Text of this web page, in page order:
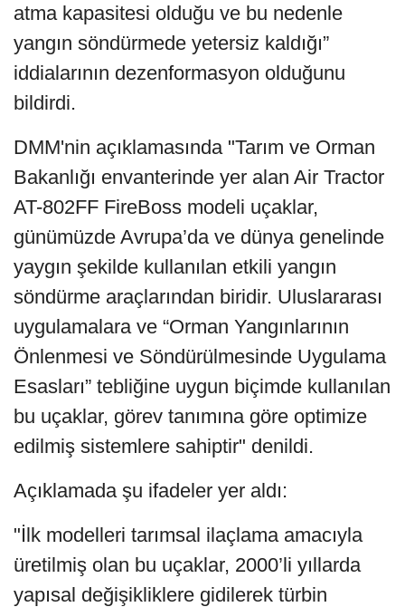
atma kapasitesi olduğu ve bu nedenle
yangın söndürmede yetersiz kaldığı”
iddialarının dezenformasyon olduğunu
bildirdi.
DMM'nin açıklamasında "Tarım ve Orman
Bakanlığı envanterinde yer alan Air Tractor
AT-802FF FireBoss modeli uçaklar,
günümüzde Avrupa’da ve dünya genelinde
yaygın şekilde kullanılan etkili yangın
söndürme araçlarından biridir. Uluslararası
uygulamalara ve “Orman Yangınlarının
Önlenmesi ve Söndürülmesinde Uygulama
Esasları” tebliğine uygun biçimde kullanılan
bu uçaklar, görev tanımına göre optimize
edilmiş sistemlere sahiptir" denildi.
Açıklamada şu ifadeler yer aldı:
"İlk modelleri tarımsal ilaçlama amacıyla
üretilmiş olan bu uçaklar, 2000’li yıllarda
yapısal değişikliklere gidilerek türbin